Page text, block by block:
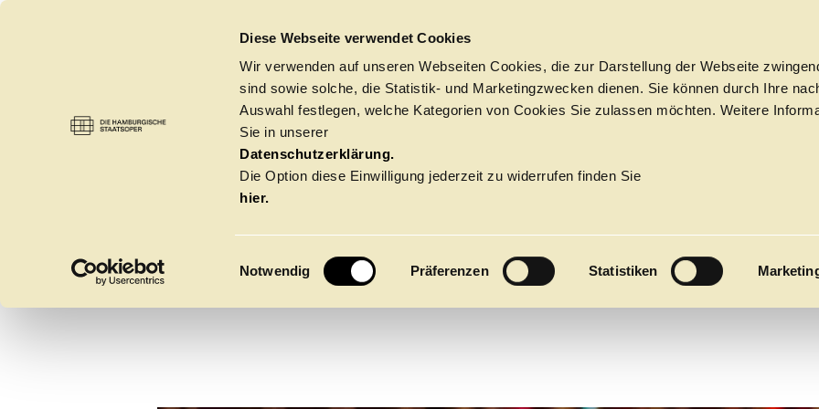
Diese Webseite verwendet Cookies
Wir verwenden auf unseren Webseiten Cookies, die zur Darstellung der Webseite
sind sowie solche, die Statistik- und Marketingzwecken dienen. Sie können durch Ihre
Auswahl festlegen, welche Kategorien von Cookies Sie zulassen möchten. Weitere
Sie in unserer
Datenschutzerklärung.
Die Option diese Einwilligung jederzeit zu widerrufen finden Sie
hier.
i
Notwendig Präferenzen Statistiken
DIE HAMBURGISCHE STAATSOPER
Termine
KALENDER
Alle Oper Ballett Konzert
ÜBER UNS
DONWolfgang Amadeus Mozart
Inszenierung von 2019